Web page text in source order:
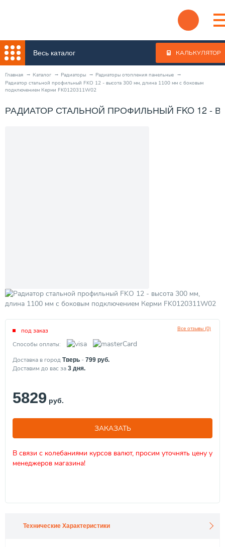
Весь каталог КАЛЬКУЛЯТОР
Главная Каталог Радиаторы
Радиаторы отопления панельные
Радиатор стальной профильный FKO 12 - высота 300 мм, длина 1100 мм с боковым
подключением Керми FK0120311W02
РАДИАТОР СТАЛЬНОЙ ПРОФИЛЬНЫЙ FKO 12 -
Все отзывы (0)
под заказ
Способы оплаты:
Доставка в город Тверь - 799 руб.
Доставим до вас за 3 дня.
5829 руб.
ЗАКАЗАТЬ
В связи с колебаниями курсов валют, просим уточнять цену у
менеджеров магазина!
Технические Характеристики